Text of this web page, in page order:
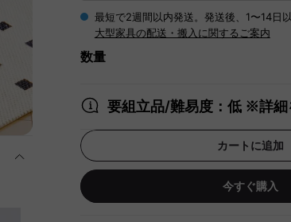
最短で2週間以内発送。発送後、1〜14日
大型家具の配送・搬入に関するご案内
数量
要組立品/難易度：低 ※詳細
カートに追加
今すぐ購入